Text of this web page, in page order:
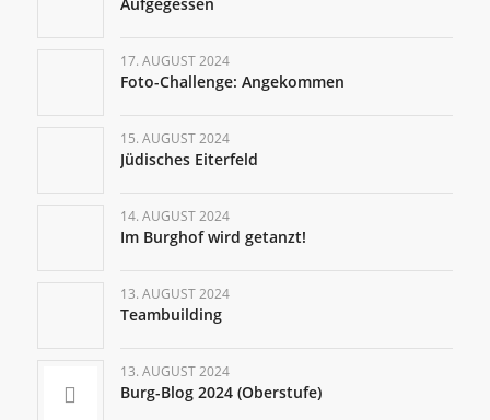
Aufgegessen
17. AUGUST 2024
Foto-Challenge: Angekommen
15. AUGUST 2024
Jüdisches Eiterfeld
14. AUGUST 2024
Im Burghof wird getanzt!
13. AUGUST 2024
Teambuilding
13. AUGUST 2024
Burg-Blog 2024 (Oberstufe)